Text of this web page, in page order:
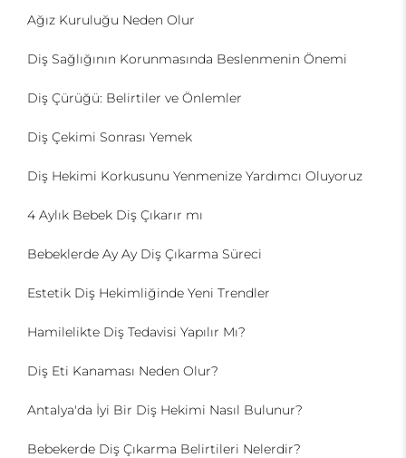
Ağız Kuruluğu Neden Olur
Diş Sağlığının Korunmasında Beslenmenin Önemi
Diş Çürüğü: Belirtiler ve Önlemler
Diş Çekimi Sonrası Yemek
Diş Hekimi Korkusunu Yenmenize Yardımcı Oluyoruz
4 Aylık Bebek Diş Çıkarır mı
Bebeklerde Ay Ay Diş Çıkarma Süreci
Estetik Diş Hekimliğinde Yeni Trendler
Hamilelikte Diş Tedavisi Yapılır Mı?
Diş Eti Kanaması Neden Olur?
Antalya'da İyi Bir Diş Hekimi Nasıl Bulunur?
Bebekerde Diş Çıkarma Belirtileri Nelerdir?